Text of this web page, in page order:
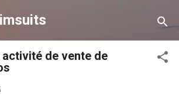
Skip to main content
activité de vente de